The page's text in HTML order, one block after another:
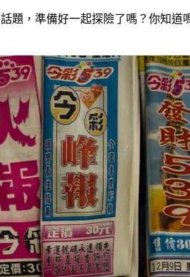
題，準備好一起探險了嗎？你知